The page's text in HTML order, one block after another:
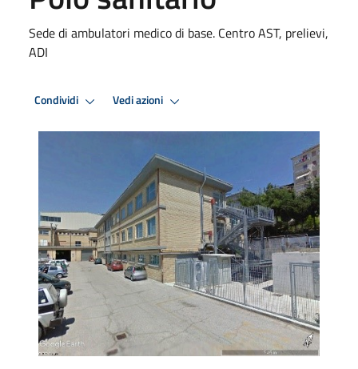
Sede di ambulatori medico di base. Centro AST, prelievi,
ADI
Condividi Vedi azioni